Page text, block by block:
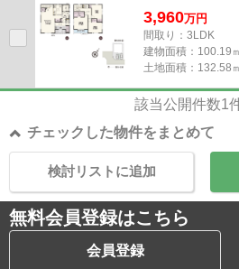
3,960万円
間取り：3LDK
建物面積： 100.19
土地面積： 132.58
該当公開件数1
チェックした物件をまとめて
検討リストに追加
無料会員登録はこちら
会員登録